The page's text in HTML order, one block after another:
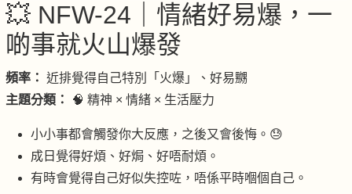
💥 NFW-24｜情緒好易爆，一
啲事就火山爆發
頻率： 近排覺得自己特別「火爆」、好易嬲
主題分類：
🧠 精神 × 情緒 × 生活壓力
小小事都會觸發你大反應，之後又會後悔。😓
成日覺得好煩、好焗、好唔耐煩。
有時會覺得自己好似失控咗，唔係平時嗰個自己。